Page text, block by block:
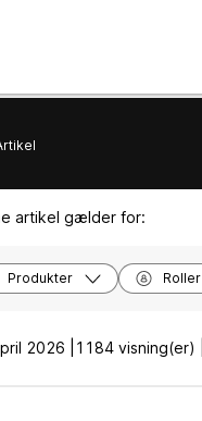
artikel gælder for:
Produkter Roller
2026 | 1184 visning(er) |